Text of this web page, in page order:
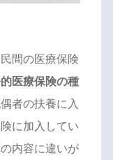
間の医療保険
医療保険の種
者の扶養に入
に加入してい
内容に違いが